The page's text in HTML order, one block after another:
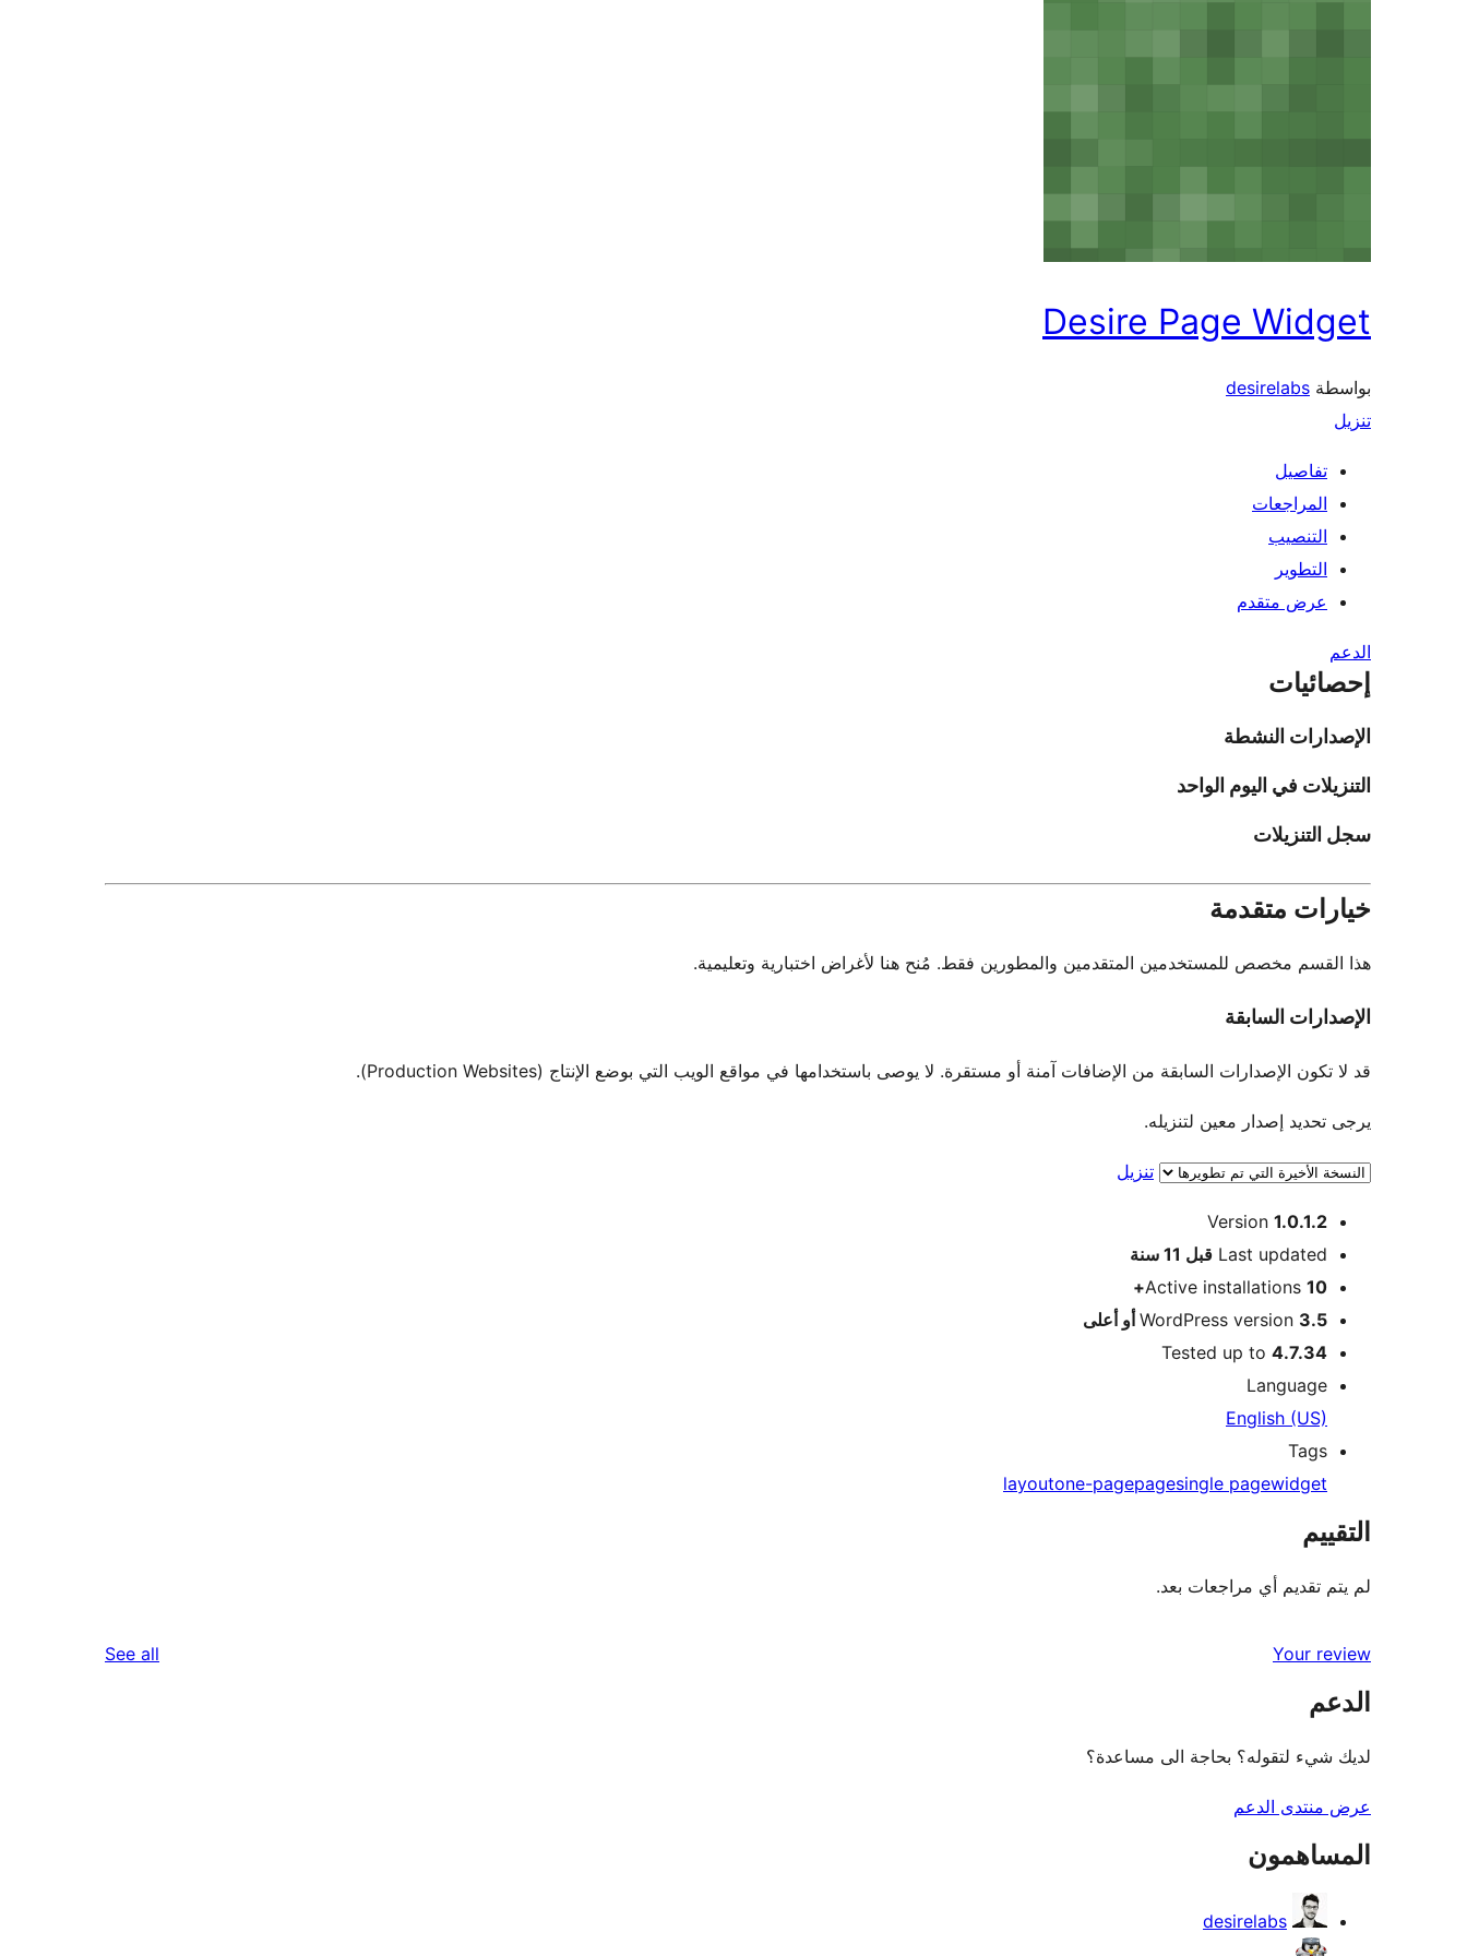
Desire Page Widget
بواسطة desirelabs
تنزيل
تفاصيل
المراجعات
التنصيب
التطوير
عرض متقدم
الدعم
إحصائيات
الإصدارات النشطة
التنزيلات في اليوم الواحد
سجل التنزيلات
خيارات متقدمة
هذا القسم مخصص للمستخدمين المتقدمين والمطورين فقط. مُنح هنا لأغراض اختبارية وتعليمية.
الإصدارات السابقة
قد لا تكون الإصدارات السابقة من الإضافات آمنة أو مستقرة. لا يوصى باستخدامها في مواقع الويب التي بوضع الإنتاج (Production Websites).
يرجى تحديد إصدار معين لتنزيله.
تنزيل
ميتا
Meta
Version 1.0.1.2
Last updated قبل 11 سنة
Active installations 10+
WordPress version 3.5 أو أعلى
Tested up to 4.7.34
Language
English (US)
Tags
layoutone-pagepagesingle pagewidget
التقييم
لم يتم تقديم أي مراجعات بعد.
Your review
See all
الدعم
لديك شيء لتقوله؟ بحاجة الى مساعدة؟
عرض منتدى الدعم
المساهمون
desirelabs